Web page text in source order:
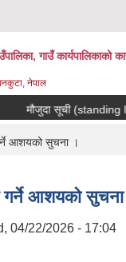
गाउँ कार्यपालिकाको
नेपाल
मौजुदा सूची (standing
आशयको सुचना ।
गर्ने आशयको
04/22/2026 - 17:04